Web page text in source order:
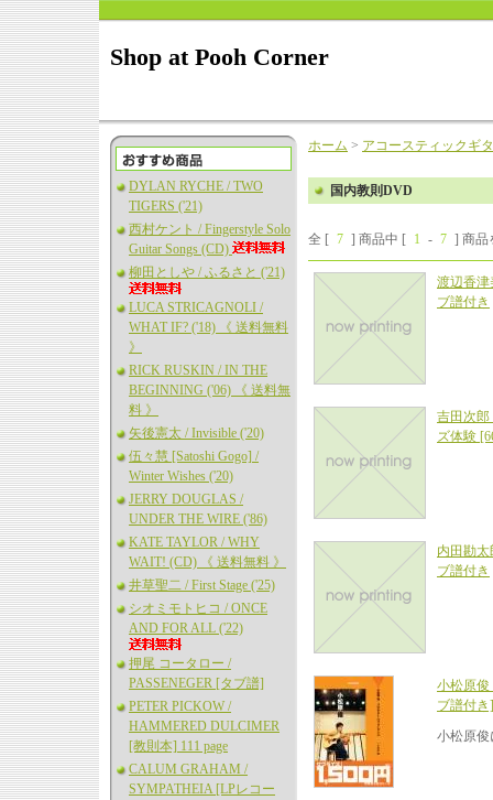
Shop at Pooh Corner
DYLAN RYCHE / TWO
TIGERS ('21)
西村ケント / Fingerstyle Solo
Guitar Songs (CD)
柳田としや / ふるさと ('21)
LUCA STRICAGNOLI /
WHAT IF? ('18) 《 送料無料
》
RICK RUSKIN / IN THE
BEGINNING ('06) 《 送料無
料 》
矢後憲太 / Invisible ('20)
伍々慧 [Satoshi Gogo] /
Winter Wishes ('20)
JERRY DOUGLAS /
UNDER THE WIRE ('86)
KATE TAYLOR / WHY
WAIT! (CD) 《 送料無料 》
井草聖二 / First Stage ('25)
シオミモトヒコ / ONCE
AND FOR ALL ('22)
押尾 コータロー /
PASSENEGER [タブ譜]
PETER PICKOW /
HAMMERED DULCIMER
[教則本] 111 page
CALUM GRAHAM /
SYMPATHEIA [LPレコー
ホーム > アコースティックギ
国内教則DVD
全 [ 7 ] 商品中 [ 1 - 7 ] 商品
渡辺香津
ブ譜付き
吉田次郎
ズ体験
内田勘
ブ譜付き
小松原俊
ブ譜付き]
小松原